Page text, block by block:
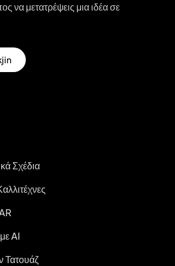
να μετατρέψεις μια ιδέα σε
Σχέδια
AI
Τατουάζ